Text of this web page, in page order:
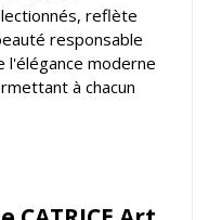
reflète
responsable
l'élégance moderne
à chacun